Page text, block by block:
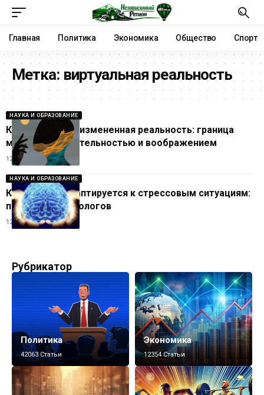
Главная Политика Экономика Общество Спорт
Метка: виртуальная реальность
НАУКА И ОБРАЗОВАНИЕ
Как рождается измененная реальность: граница
между действительностью и воображением
12.05.2026
НАУКА И ОБРАЗОВАНИЕ
Как психика адаптируется к стрессовым ситуациям:
пояснение психологов
12.05.2026
Рубрикатор
Политика
42063 Статьи
Экономика
12354 Статьи